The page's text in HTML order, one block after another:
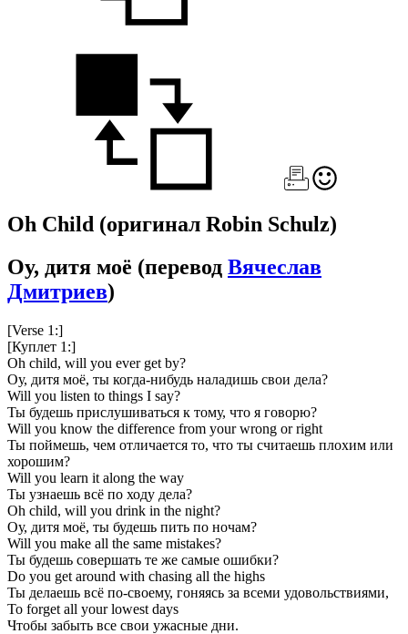
Oh Child (оригинал Robin Schulz)
Оу, дитя моё (перевод Вячеслав
Дмитриев)
[Verse 1:]
[Куплет 1:]
Oh child, will you ever get by?
Оу, дитя моё, ты когда-нибудь наладишь свои дела?
Will you listen to things I say?
Ты будешь прислушиваться к тому, что я говорю?
Will you know the difference from your wrong or right
Ты поймешь, чем отличается то, что ты считаешь плохим или
хорошим?
Will you learn it along the way
Ты узнаешь всё по ходу дела?
Oh child, will you drink in the night?
Оу, дитя моё, ты будешь пить по ночам?
Will you make all the same mistakes?
Ты будешь совершать те же самые ошибки?
Do you get around with chasing all the highs
Ты делаешь всё по-своему, гоняясь за всеми удовольствиями,
To forget all your lowest days
Чтобы забыть все свои ужасные дни.